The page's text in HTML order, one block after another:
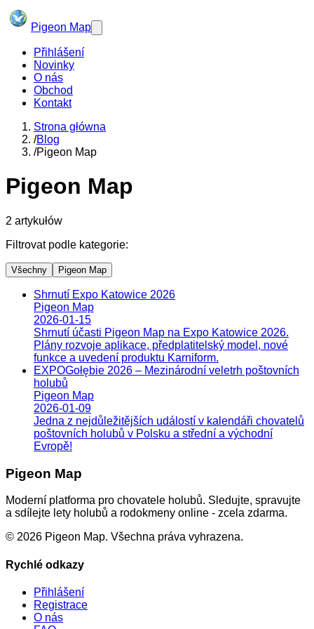
Pigeon Map
Přihlášení
Novinky
O nás
Obchod
Kontakt
Strona główna
/Blog
/Pigeon Map
Pigeon Map
2 artykułów
Filtrovat podle kategorie:
Všechny Pigeon Map
Shrnutí Expo Katowice 2026
Pigeon Map
2026-01-15
Shrnutí účasti Pigeon Map na Expo Katowice 2026.
Plány rozvoje aplikace, předplatitelský model, nové
funkce a uvedení produktu Karniform.
EXPOGołębie 2026 – Mezinárodní veletrh poštovních
holubů
Pigeon Map
2026-01-09
Jedna z nejdůležitějších událostí v kalendáři chovatelů
poštovních holubů v Polsku a střední a východní
Evropě!
Pigeon Map
Moderní platforma pro chovatele holubů. Sledujte, spravujte
a sdílejte lety holubů a rodokmeny online - zcela zdarma.
© 2026 Pigeon Map. Všechna práva vyhrazena.
Rychlé odkazy
Přihlášení
Registrace
O nás